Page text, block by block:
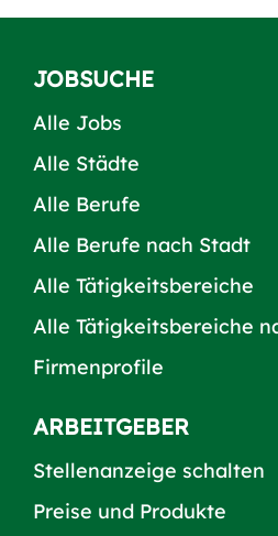
JOBSUCHE
Alle Jobs
Alle Städte
Alle Berufe
Alle Berufe nach Stadt
Alle Tätigkeitsbereiche
Alle Tätigkeitsbereiche
Firmenprofile
ARBEITGEBER
Stellenanzeige schalten
Preise und Produkte